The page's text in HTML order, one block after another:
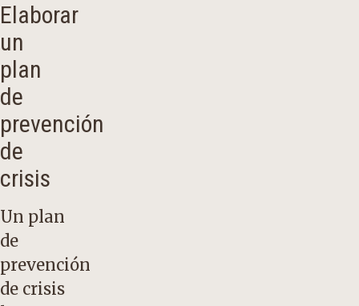
Elaborar
un
plan
de
prevención
de
crisis
Un plan
de
prevención
de crisis